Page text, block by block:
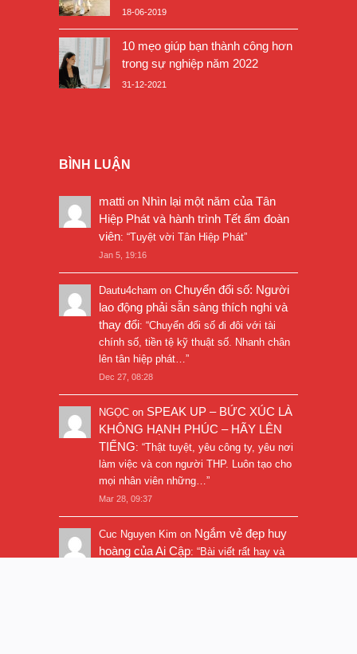
18-06-2019
10 mẹo giúp bạn thành công hơn
trong sự nghiệp năm 2022
31-12-2021
BÌNH LUẬN
matti on Nhìn lại một năm của Tân
Hiệp Phát và hành trình Tết ấm đoàn
viên: “Tuyệt vời Tân Hiệp Phát”
Jan 5, 19:16
Dautu4cham on Chuyển đổi số: Người
lao động phải sẵn sàng thích nghi và
thay đổi: “Chuyển đổi số đi đôi với tài
chính số, tiền tệ kỹ thuật số. Nhanh chân
lên tân hiệp phát…”
Dec 27, 08:28
NGỌC on SPEAK UP – BỨC XÚC LÀ
KHÔNG HẠNH PHÚC – HÃY LÊN
TIẾNG: “Thật tuyệt, yêu công ty, yêu nơi
làm việc và con người THP. Luôn tạo cho
mọi nhân viên những…”
Mar 28, 09:37
Cuc Nguyen Kim on Ngắm vẻ đẹp huy
hoàng của Ai Cập: “Bài viết rất hay và